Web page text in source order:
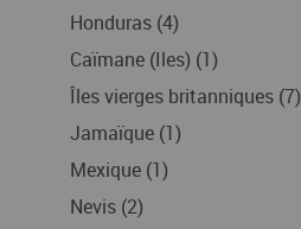
Honduras (4)
Caïmane (Iles) (1)
Îles vierges britanniques (7)
Jamaïque (1)
Mexique (1)
Nevis (2)